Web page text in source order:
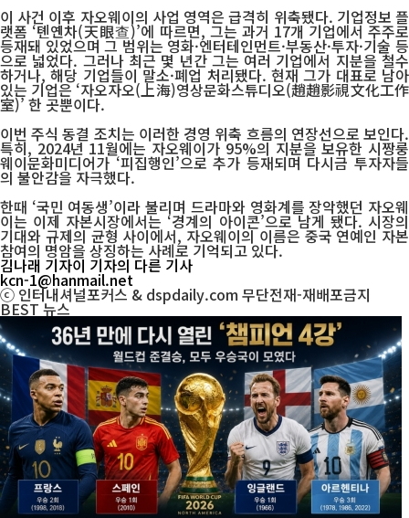
이 사건 이후 자오웨이의 사업 영역은 급격히 위축됐다. 기업정보 플
랫폼 ‘톈옌차(天眼查)’에 따르면, 그는 과거 17개 기업에서 주주로
등재돼 있었으며 그 범위는 영화·엔터테인먼트·부동산·투자·기술 등
으로 넓었다. 그러나 최근 몇 년간 그는 여러 기업에서 지분을 철수
하거나, 해당 기업들이 말소·폐업 처리됐다. 현재 그가 대표로 남아
있는 기업은 ‘자오자오(上海)영상문화스튜디오(趙趙影視文化工作
室)’ 한 곳뿐이다.
이번 주식 동결 조치는 이러한 경영 위축 흐름의 연장선으로 보인다.
특히, 2024년 11월에는 자오웨이가 95%의 지분을 보유한 시짱룽
웨이문화미디어가 ‘피집행인’으로 추가 등재되며 다시금 투자자들
의 불안감을 자극했다.
한때 ‘국민 여동생’이라 불리며 드라마와 영화계를 장악했던 자오웨
이는 이제 자본시장에서는 ‘경계의 아이콘’으로 남게 됐다. 시장의
기대와 규제의 균형 사이에서, 자오웨이의 이름은 중국 연예인 자본
참여의 명암을 상징하는 사례로 기억되고 있다.
김나래 기자이 기자의 다른 기사
kcn-1@hanmail.net
ⓒ 인터내셔널포커스 & dspdaily.com 무단전재-재배포금지
BEST뉴스